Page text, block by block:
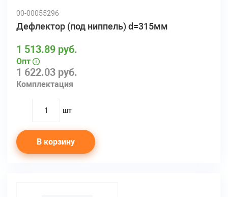
00-00055296
Дефлектор (под ниппель) d=315мм
1 622.03 руб.
Комплектация
1 513.89 руб.
Опт
quantity
шт
В корзину